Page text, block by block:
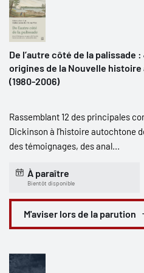
De l’autre côté de la palissade
origines de la Nouvelle
(1980-2006)
Rassemblant 12 des principales
Dickinson à l’histoire autochtone
des témoignages, des anal...
À paraître
Bientôt disponible
M'aviser lors de la parution